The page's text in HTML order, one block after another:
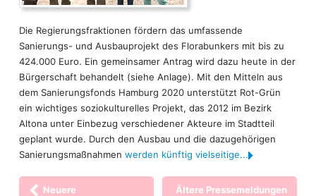
Die Regierungsfraktionen fördern das umfassende
Sanierungs- und Ausbauprojekt des Florabunkers mit bis zu
424.000 Euro. Ein gemeinsamer Antrag wird dazu heute in der
Bürgerschaft behandelt (siehe Anlage). Mit den Mitteln aus
dem Sanierungsfonds Hamburg 2020 unterstützt Rot-Grün
ein wichtiges soziokulturelles Projekt, das 2012 im Bezirk
Altona unter Einbezug verschiedener Akteure im Stadtteil
geplant wurde. Durch den Ausbau und die dazugehörigen
Sanierungsmaßnahmenwerden künftig vielseitige...
Neuere
Ältere Pressemeldungen